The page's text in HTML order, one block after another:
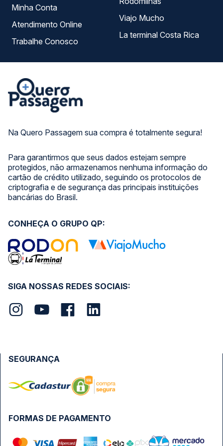
Na Quero Passagem sua compra é totalmente segura!
Para garantirmos que seus dados estejam sempre
protegidos, não armazenamos nenhuma informação do
cartão de crédito utilizado, seguindo os protocolos de
criptografia e de segurança das principais instituições
bancárias do Brasil.
Minha Conta
Atendimento Online
Trabalhe Conosco
Viajo Mucho
La terminal Costa Rica
SIGA NOSSAS REDES SOCIAIS:
CONHEÇA O GRUPO QP:
FORMAS DE PAGAMENTO
SEGURANÇA